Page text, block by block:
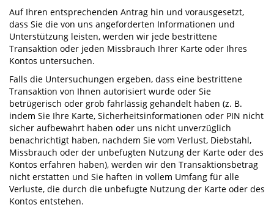
Auf Ihren entsprechenden Antrag hin und vorausgesetzt,
dass Sie die von uns angeforderten Informationen und
Unterstützung leisten, werden wir jede bestrittene
Transaktion oder jeden Missbrauch Ihrer Karte oder Ihres
Kontos untersuchen.
Falls die Untersuchungen ergeben, dass eine bestrittene
Transaktion von Ihnen autorisiert wurde oder Sie
betrügerisch oder grob fahrlässig gehandelt haben (z. B.
indem Sie Ihre Karte, Sicherheitsinformationen oder PIN nicht
sicher aufbewahrt haben oder uns nicht unverzüglich
benachrichtigt haben, nachdem Sie vom Verlust, Diebstahl,
Missbrauch oder der unbefugten Nutzung der Karte oder des
Kontos erfahren haben), werden wir den Transaktionsbetrag
nicht erstatten und Sie haften in vollem Umfang für alle
Verluste, die durch die unbefugte Nutzung der Karte oder des
Kontos entstehen.